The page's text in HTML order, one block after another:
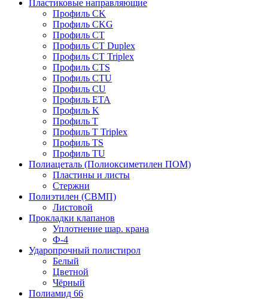
Пластиковые направляющие
Профиль CK
Профиль CKG
Профиль CT
Профиль CT Duplex
Профиль CT Triplex
Профиль CTS
Профиль CTU
Профиль CU
Профиль ETA
Профиль K
Профиль T
Профиль T Triplex
Профиль TS
Профиль TU
Полиацеталь (Полиоксиметилен ПОМ)
Пластины и листы
Стержни
Полиэтилен (СВМП)
Листовой
Прокладки клапанов
Уплотнение шар. крана
Ф-4
Ударопрочный полистирол
Белый
Цветной
Чёрный
Полиамид 66